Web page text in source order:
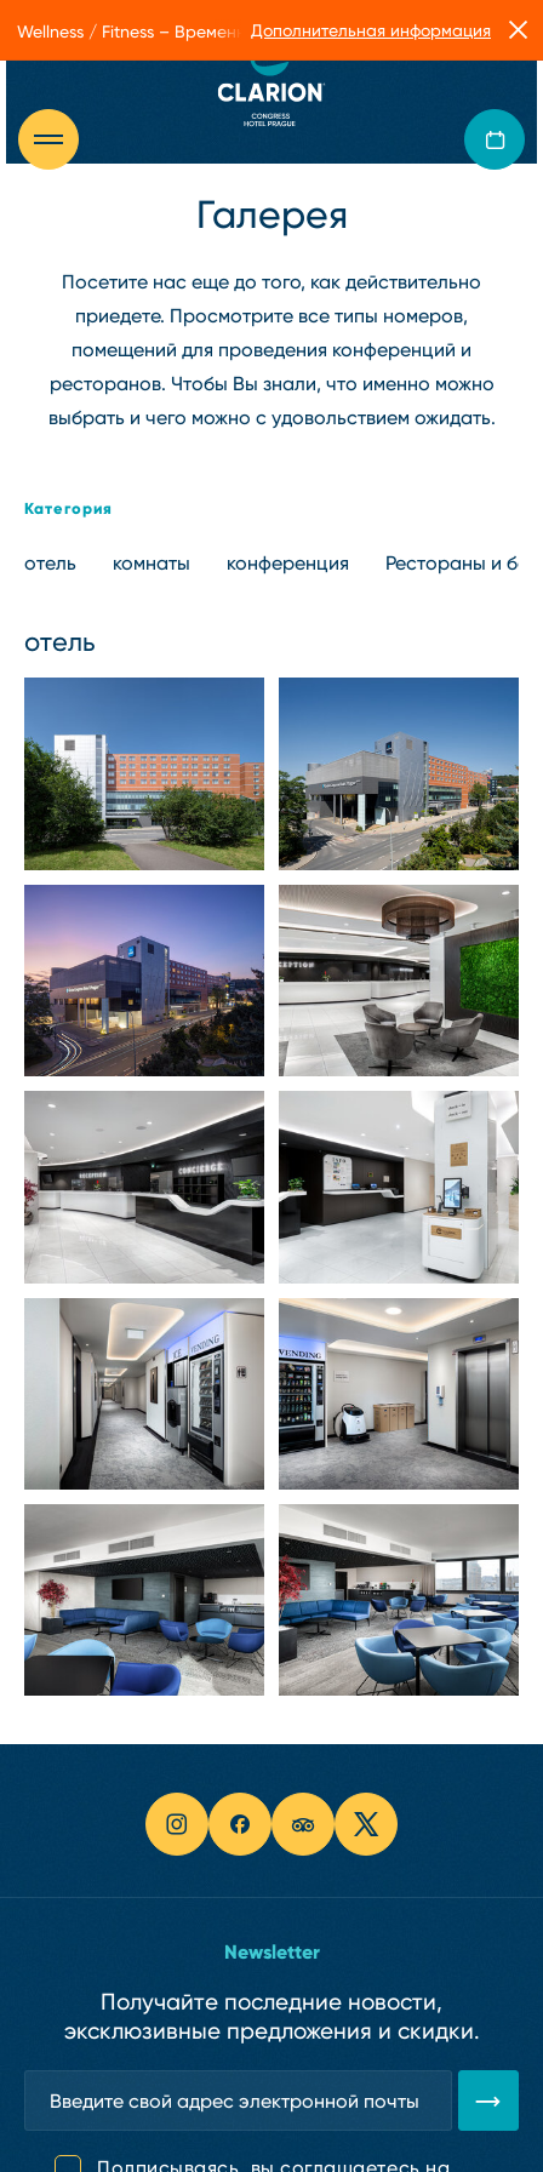
Галерея
Посетите нас еще до того, как действительно
приедете. Просмотрите все типы номеров,
помещений для проведения конференций и
ресторанов. Чтобы Вы знали, что именно можно
выбрать и чего можно с удовольствием ожидать.
Категория
отель комнаты конференция Рестораны и
отель
Newsletter
Получайте последние новости,
эксклюзивные предложения и скидки.
Wellness / Fitness – Временные ограничения в работе Form
Дополнительная информация